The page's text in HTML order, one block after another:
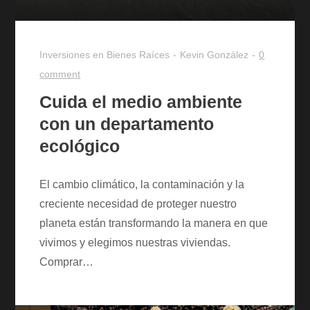
Inversiones en Bienes Raíces Kevin González
0
comment
Cuida el medio ambiente
con un departamento
ecológico
El cambio climático, la contaminación y la
creciente necesidad de proteger nuestro
planeta están transformando la manera en que
vivimos y elegimos nuestras viviendas.
Comprar…